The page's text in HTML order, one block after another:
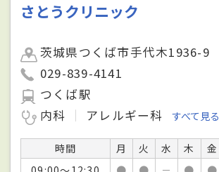
さとうクリニック
茨城県つくば市手代木1936-9
029-839-4141
つくば駅
内科
アレルギー科 すべて見る
時間 月 火 水 木 金